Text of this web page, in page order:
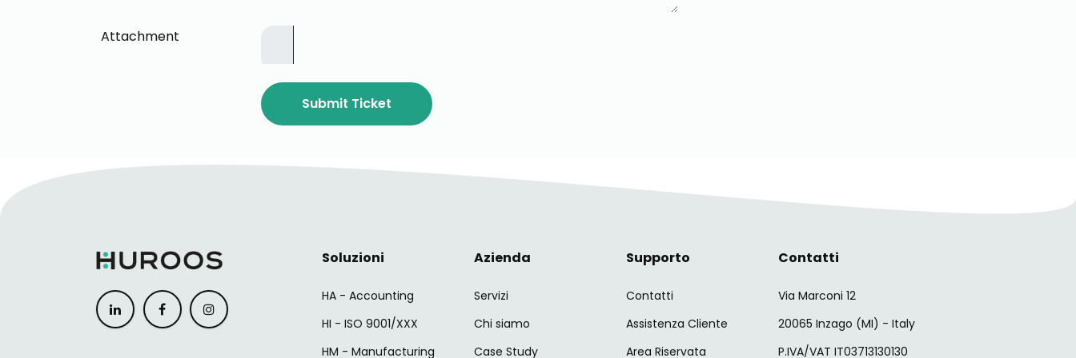
Attachment
Submit Ticket
Soluzioni
HA - Accounting
HI - ISO 9001/XXX
HM - Manufacturing
Azienda
Servizi
Chi siamo
Case Study
Supporto
Contatti
Assistenza Cliente
Area Riservata
Contatti
Via Marconi 12
20065 Inzago (MI) - Italy
P.IVA/VAT IT03713130130